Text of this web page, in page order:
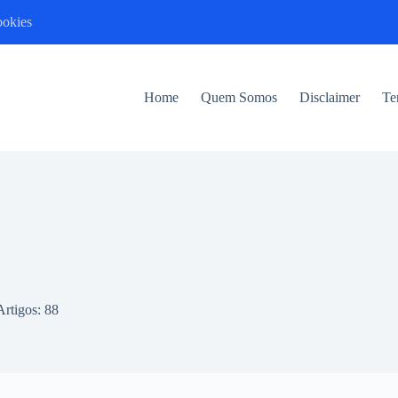
Home Quem Somos Disclaimer
88